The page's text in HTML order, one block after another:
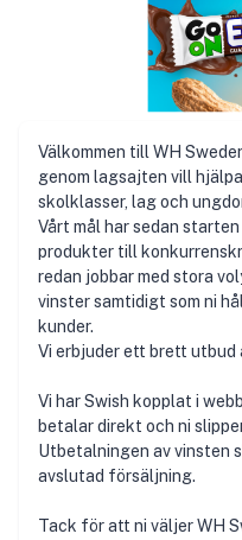
Välkommen till WH
genom lagsajten vill
skolklasser, lag och
Vårt mål har sedan
produkter till
redan jobbar med stora
vinster samtidigt som ni
kunder.
Vi erbjuder ett brett utbud
Vi har Swish kopplat i
betalar direkt och ni
Utbetalningen av vinsten
avslutad försäljning.
Tack för att ni väljer WH